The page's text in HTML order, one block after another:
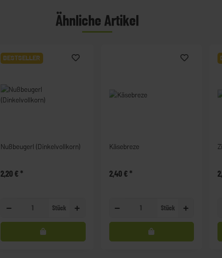
Ähnliche Artikel
BESTSELLER
Nußbeugerl (Dinkelvollkorn)
2,20 €*
Stück
Käsebreze
2,40 €*
Stück